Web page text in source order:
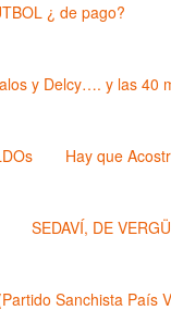
¿ de pago?
y Delcy…. y las 40
Hay que
SEDAVÍ, DE
Sanchista País